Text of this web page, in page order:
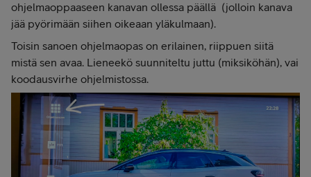
ohjelmaoppaaseen kanavan ollessa päällä (jolloin kanava
jää pyörimään siihen oikeaan yläkulmaan).
Toisin sanoen ohjelmaopas on erilainen, riippuen siitä
mistä sen avaa. Lieneekö suunniteltu juttu (miksiköhän), vai
koodausvirhe ohjelmistossa.